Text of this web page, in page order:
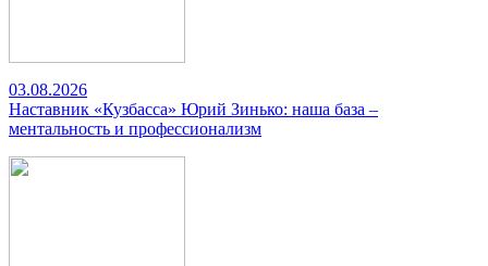
03.08.2026
Наставник «Кузбасса» Юрий Зинько: наша база –
ментальность и профессионализм